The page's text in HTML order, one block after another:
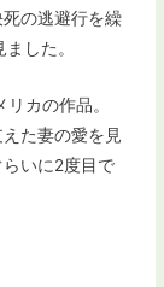
の逃避行を繰
した。
カの作品。
た妻の愛を見
いに2度目で